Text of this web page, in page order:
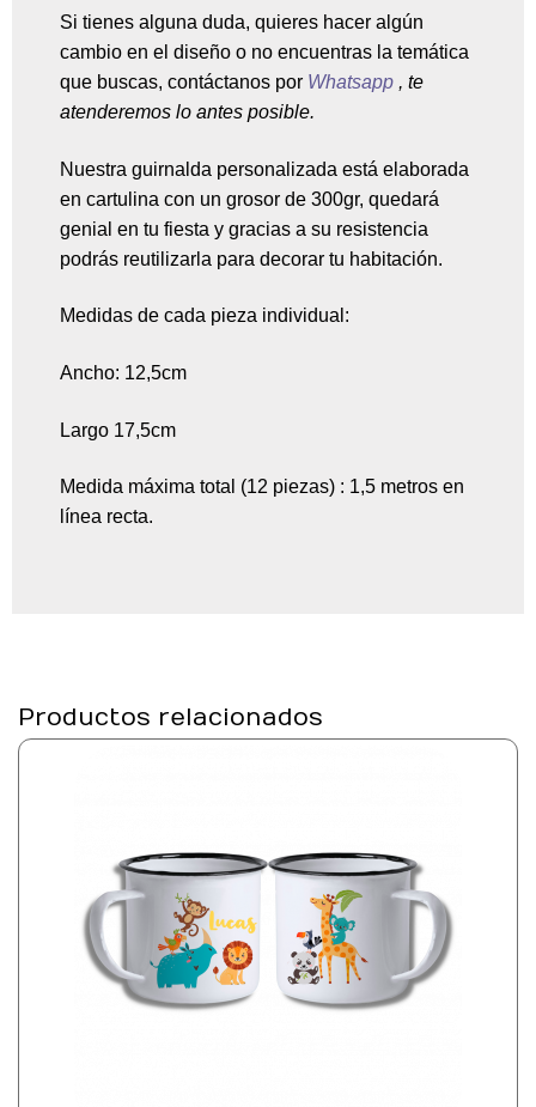
Si tienes alguna duda, quieres hacer algún
cambio en el diseño o no encuentras la temática
que buscas, contáctanos por Whatsapp , te
atenderemos lo antes posible.
Nuestra guirnalda personalizada está elaborada
en cartulina con un grosor de 300gr, quedará
genial en tu fiesta y gracias a su resistencia
podrás reutilizarla para decorar tu habitación.
Medidas de cada pieza individual:
Ancho: 12,5cm
Largo 17,5cm
Medida máxima total (12 piezas) : 1,5 metros en
línea recta.
Productos relacionados